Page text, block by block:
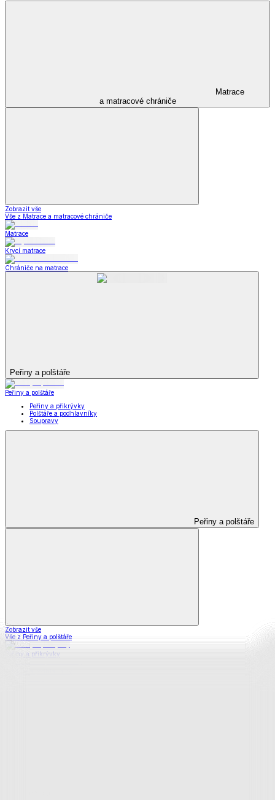
Matrace
a matracové chrániče
Zobrazit vše
Vše z Matrace a matracové chrániče
Matrace
Krycí matrace
Chrániče na matrace
Peřiny a polštáře
Peřiny a polštáře
Peřiny a přikrývky
Polštáře a podhlavníky
Soupravy
Peřiny a polštáře
Zobrazit vše
Vše z Peřiny a polštáře
Peřiny a přikrývky